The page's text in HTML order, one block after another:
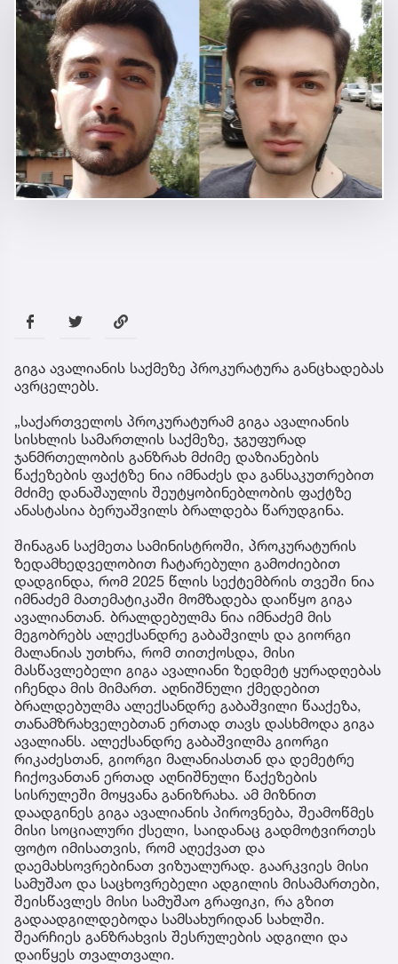
გიგა ავალიანის საქმეზე პროკურატურა განცხადებას
ავრცელებს.
„საქართველოს პროკურატურამ გიგა ავალიანის
სისხლის სამართლის საქმეზე, ჯგუფურად
ჯანმრთელობის განზრახ მძიმე დაზიანების
წაქეზების ფაქტზე ნია იმნაძეს და განსაკუთრებით
მძიმე დანაშაულის შეუტყობინებლობის ფაქტზე
ანასტასია ბერუაშვილს ბრალდება წარუდგინა.
შინაგან საქმეთა სამინისტროში, პროკურატურის
ზედამხედველობით ჩატარებული გამოძიებით
დადგინდა, რომ 2025 წლის სექტემბრის თვეში ნია
იმნაძემ მათემატიკაში მომზადება დაიწყო გიგა
ავალიანთან. ბრალდებულმა ნია იმნაძემ მის
მეგობრებს ალექსანდრე გაბაშვილს და გიორგი
მალანიას უთხრა, რომ თითქოსდა, მისი
მასწავლებელი გიგა ავალიანი ზედმეტ ყურადღებას
იჩენდა მის მიმართ. აღნიშნული ქმედებით
ბრალდებულმა ალექსანდრე გაბაშვილი წააქეზა,
თანამზრახველებთან ერთად თავს დასხმოდა გიგა
ავალიანს. ალექსანდრე გაბაშვილმა გიორგი
რიკაძესთან, გიორგი მალანიასთან და დემეტრე
ჩიქოვანთან ერთად აღნიშნული წაქეზების
სისრულეში მოყვანა განიზრახა. ამ მიზნით
დაადგინეს გიგა ავალიანის პიროვნება, შეამოწმეს
მისი სოციალური ქსელი, საიდანაც გადმოტვირთეს
ფოტო იმისათვის, რომ აღექვათ და
დაემახსოვრებინათ ვიზუალურად. გაარკვიეს მისი
სამუშაო და საცხოვრებელი ადგილის მისამართები,
შეისწავლეს მისი სამუშაო გრაფიკი, რა გზით
გადაადგილდებოდა სამსახურიდან სახლში.
შეარჩიეს განზრახვის შესრულების ადგილი და
დაიწყეს თვალთვალი.